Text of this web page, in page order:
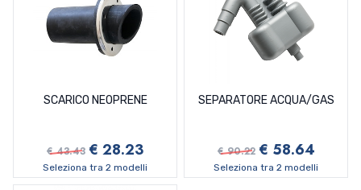
SCARICO NEOPRENE
€ 43.43 € 28.23
Seleziona tra 2 modelli
SEPARATORE ACQUA/GAS
€ 90.22 € 58.64
Seleziona tra 2 modelli